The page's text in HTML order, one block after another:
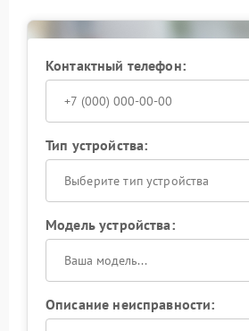
Контактный телефон:
Тип устройства:
Выберите тип устройства
Модель устройства:
Описание неисправности: